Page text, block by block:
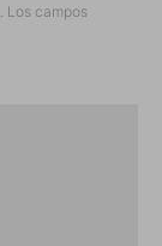
Los campos